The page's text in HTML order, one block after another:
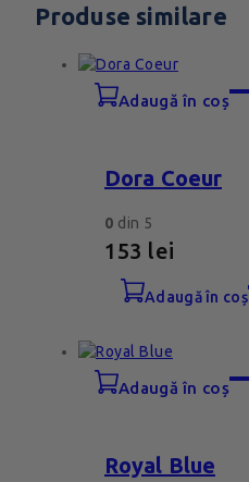
Produse similare
adaugă în coș
Dora Coeur
0 din 5
153 lei
adaugă în coș
adaugă în coș
Royal Blue